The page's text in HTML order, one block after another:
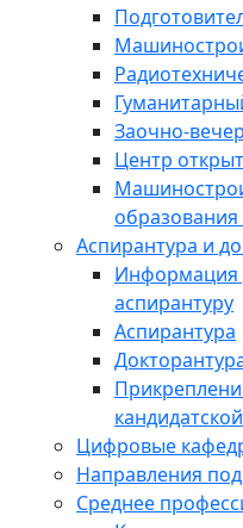
Заочно-
Центр
Аспирантура и
Информация
аспирантуру
Аспирантура
Цифровые
Направления
Среднее